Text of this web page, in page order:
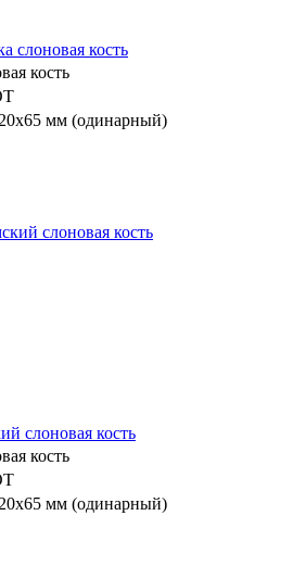
слоновая кость
кость
мм (одинарный)
слоновая кость
кость
мм (одинарный)